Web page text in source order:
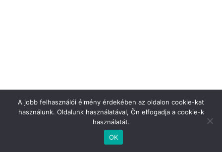
Tóth Kertészet. Powered by
and
WordPress
A jobb felhasználói élmény érdekében az oldalon cookie-kat
használunk. Oldalunk használatával, Ön elfogadja a cookie-k
használatát.
OK